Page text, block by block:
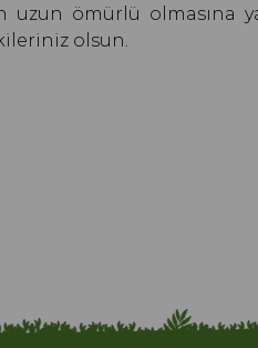
ömürlü olmasına
olsun.